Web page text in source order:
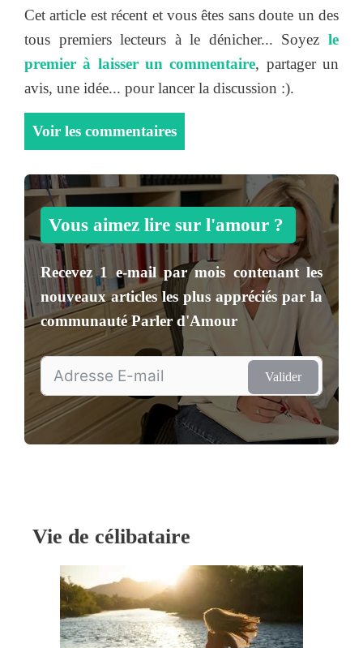
Cet article est récent et vous êtes sans doute un des
tous premiers lecteurs à le dénicher... Soyez le
premier à laisser un commentaire, partager un
avis, une idée... pour lancer la discussion :).
Voir les commentaires
Vous aimez lire sur l'amour ?
Recevez1 e-mail par mois contenant les
nouveaux articles les plus appréciés par la
communautéParler d'Amour
Valider
Vie de célibataire